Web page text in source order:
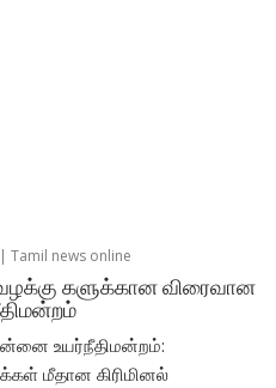
Tamil news online
களுக்கான விரைவான
உயர்நீதிமன்றம்:
மீதான கிரிமினல்